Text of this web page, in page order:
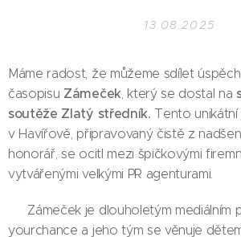
13.08.2025
Máme radost, že můžeme sdílet
časopisu Zámeček, který se dostal na
soutěže Zlatý středník. Tento
v Havířově, připravovaný čistě z
honorář, se ocitl mezi špičkovými
vytvářenými velkými PR agenturami.
📖 Zámeček je dlouholetým mediálním
yourchance a jeho tým se věnuje